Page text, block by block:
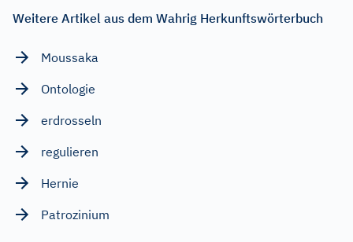
Weitere Artikel aus dem Wahrig Herkunftswörterbuch
Moussaka
Ontologie
erdrosseln
regulieren
Hernie
Patrozinium